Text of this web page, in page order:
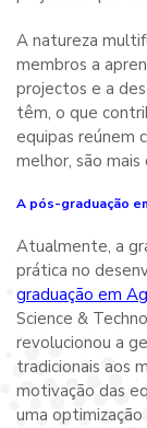
A natureza
membros a
projectos e a
têm, o que
equipas reúnem
melhor, são mais
A pós-graduação
Atualmente, a
prática no
graduação em
Science &
revolucionou a
tradicionais aos
motivação das
uma optimização